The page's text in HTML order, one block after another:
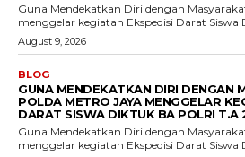
Guna Mendekatkan Diri dengan
menggelar kegiatan Ekspedisi Darat Siswa
August 9, 2026
BLOG
GUNA MENDEKATKAN DIRI DENGAN
POLDA METRO JAYA MENGGELAR
DARAT SISWA DIKTUK BA POLRI T.A
Guna Mendekatkan Diri dengan
menggelar kegiatan Ekspedisi Darat Siswa